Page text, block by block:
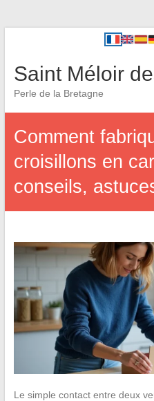
Saint Méloir
Perle de la Bretagne
Comment
croisillons en
conseils,
Le simple contact entre deux